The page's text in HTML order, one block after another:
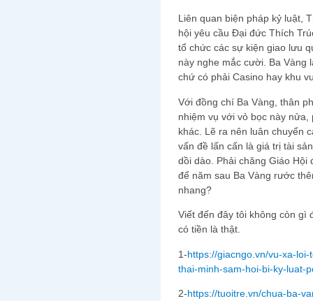
Liên quan biện pháp kỷ luật,
hội yêu cầu Đại đức Thích
tổ chức các sự kiện giao lưu
này nghe mắc cười. Ba Vàng
chứ có phải Casino hay khu
Với đồng chí Ba Vàng, thân
nhiệm vụ với vỏ bọc này
khác. Lẽ ra nên luân chuyển
vấn đề lấn cấn là giá trị tài
dồi dào. Phải chăng Giáo Hội
để năm sau Ba Vàng rước
nhang?
Viết đến đây tôi không còn gì
có tiền là thật.
1-https://giacngo.vn/vu-xa-
thai-minh-sam-hoi-bi-ky-luat-
2-https://tuoitre.vn/chua-ba-